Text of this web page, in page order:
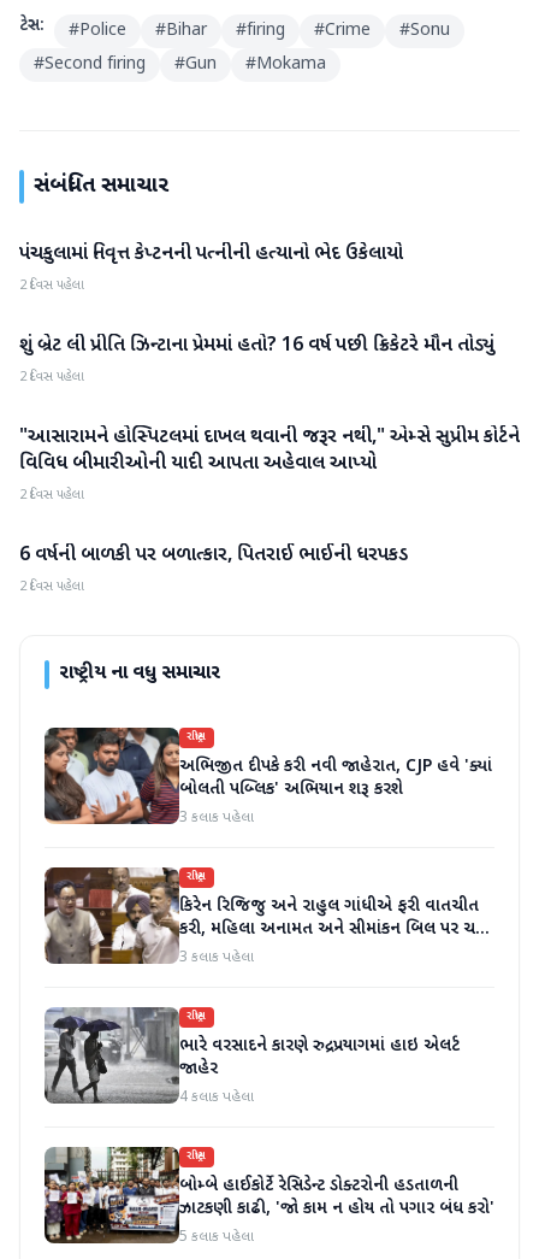
ટેગ્સ: #Police #Bihar #firing #Crime #Sonu
#Second firing #Gun #Mokama
સંબંધિત સમાચાર
રાષ્ટ્રીય
પંચકુલામાં નિવૃત્ત કેપ્ટનની પત્નીની હત્યાનો ભેદ ઉકેલાયો
2 દિવસ પહેલા
રાષ્ટ્રીય
શું બ્રેટ લી પ્રીતિ ઝિન્ટાના પ્રેમમાં હતો? 16 વર્ષ પછી ક્રિકેટરે મૌન તોડ્યું
2 દિવસ પહેલા
રાષ્ટ્રીય
"આસારામને હોસ્પિટલમાં દાખલ થવાની જરૂર નથી," એમ્સે સુપ્રીમ કોર્ટને
વિવિધ બીમારીઓની યાદી આપતા અહેવાલ આપ્યો
2 દિવસ પહેલા
રાષ્ટ્રીય
6 વર્ષની બાળકી પર બળાત્કાર, પિતરાઈ ભાઈની ધરપકડ
2 દિવસ પહેલા
રાષ્ટ્રીયના વધુ સમાચાર
રાષ્ટ્રીય
અભિજીત દીપકે કરી નવી જાહેરાત, CJP હવે 'ક્યાં
બોલતી પબ્લિક' અભિયાન શરૂ કરશે
3 કલાક પહેલા
રાષ્ટ્રીય
કિરેન રિજિજુ અને રાહુલ ગાંધીએ ફરી વાતચીત
કરી, મહિલા અનામત અને સીમાંકન બિલ પર ચર્ચા
કરી
3 કલાક પહેલા
રાષ્ટ્રીય
ભારે વરસાદને કારણે રુદ્રપ્રયાગમાં હાઇ એલર્ટ
જાહેર
4 કલાક પહેલા
રાષ્ટ્રીય
બોમ્બે હાઈકોર્ટે રેસિડેન્ટ ડોક્ટરોની હડતાળની
ઝાટકણી કાઢી, 'જો કામ ન હોય તો પગાર બંધ કરો'
5 કલાક પહેલા